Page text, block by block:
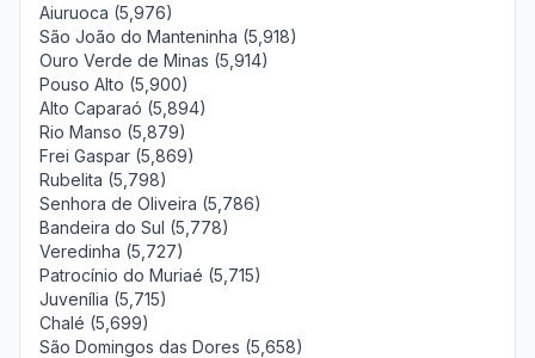
Aiuruoca (5,976)
São João do Manteninha (5,918)
Ouro Verde de Minas (5,914)
Pouso Alto (5,900)
Alto Caparaó (5,894)
Rio Manso (5,879)
Frei Gaspar (5,869)
Rubelita (5,798)
Senhora de Oliveira (5,786)
Bandeira do Sul (5,778)
Veredinha (5,727)
Patrocínio do Muriaé (5,715)
Juvenília (5,715)
Chalé (5,699)
São Domingos das Dores (5,658)